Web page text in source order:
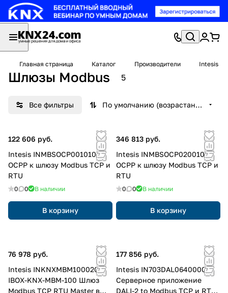
Главная страница Каталог Производители Intesis
Шлюзы Modbus 5
Все фильтры По умолчанию (возрастание)
122 606 руб.
Intesis INMBSOCP0010100
OCPP к шлюзу Modbus TCP и
RTU
0 0 В наличии
В корзину
346 813 руб.
Intesis INMBSOCP0200100
OCPP к шлюзу Modbus TCP и
RTU
0 0 В наличии
В корзину
76 978 руб.
Intesis INKNXMBM1000200
IBOX-KNX-MBM-100 Шлюз
Modbus TCP RTU Master в
177 856 руб.
Intesis IN703DAL0640000
Серверное приложение
DALI-2 to Modbus TCP и RTU